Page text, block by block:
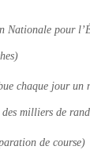
Nationale pour
chaque jour un
milliers de
de course)